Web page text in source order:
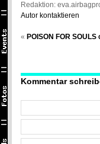
Redaktion:
Autor kontaktieren
« POISON FOR
Kommentar